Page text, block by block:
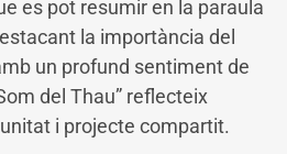
es pot resumir en la paraula
la importància del
un profund sentiment de
del Thau” reflecteix
i projecte compartit.